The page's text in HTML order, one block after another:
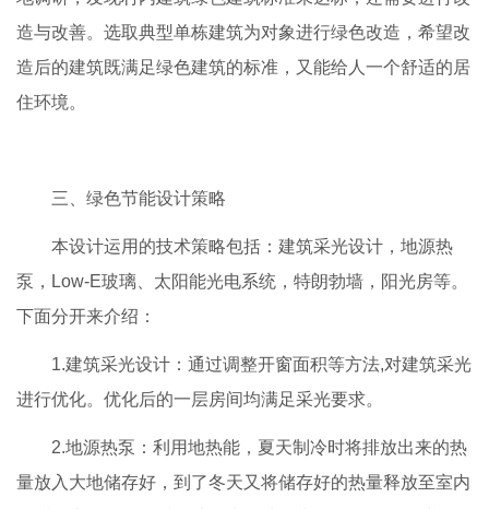
造与改善。选取典型单栋建筑为对象进行绿色改造，希望改
造后的建筑既满足绿色建筑的标准，又能给人一个舒适的居
住环境。
三、绿色节能设计策略
本设计运用的技术策略包括：建筑采光设计，地源热
泵，Low-E玻璃、太阳能光电系统，特朗勃墙，阳光房等。
下面分开来介绍：
1.建筑采光设计：通过调整开窗面积等方法,对建筑采光
进行优化。优化后的一层房间均满足采光要求。
2.地源热泵：利用地热能，夏天制冷时将排放出来的热
量放入大地储存好，到了冬天又将储存好的热量释放至室内